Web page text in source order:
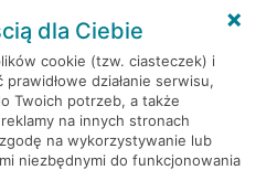
dla Ciebie
cookie (tzw. ciasteczek) i
działanie serwisu,
Twoich potrzeb, a także
na innych stronach
na wykorzystywanie lub
niezbędnymi do funkcjonowania